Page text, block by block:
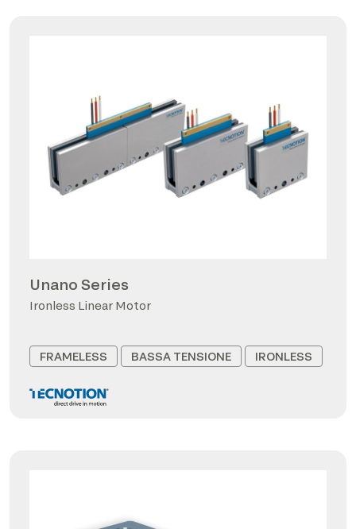
Unano Series
Ironless Linear Motor
FRAMELESS BASSA TENSIONE IRONLESS